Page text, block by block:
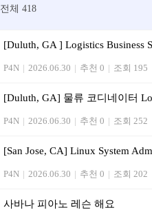
전체 418
[Duluth, GA ] Logistics Business
P4N | 2026.06.30 | 추천 0 | 조회 195
[Duluth, GA] 물류 코디네이터
P4N | 2026.06.30 | 추천 0 | 조회 252
[San Jose, CA] Linux System
P4N | 2026.06.30 | 추천 0 | 조회 202
사바나 피아노 레슨 해요